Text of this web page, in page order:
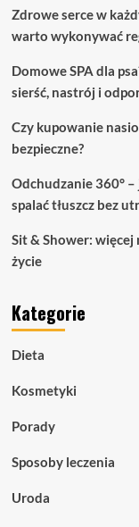
Zdrowe serce w
warto wykonywać
Domowe SPA dla
sierść, nastrój i
Czy kupowanie
bezpieczne?
Odchudzanie 360°
spalać tłuszcz bez
Sit & Shower:
życie
Kategorie
Dieta
Kosmetyki
Porady
Sposoby leczenia
Uroda